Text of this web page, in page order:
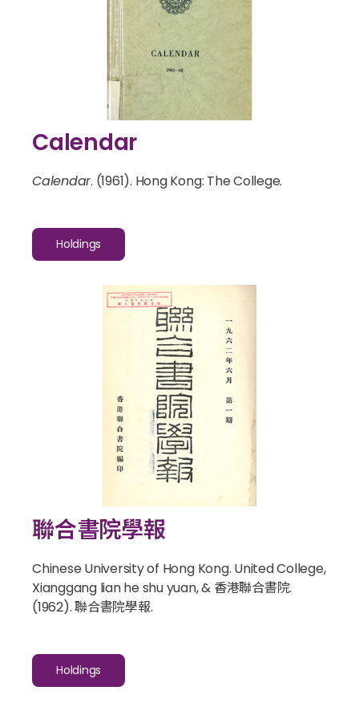
Calendar
Calendar. (1961). Hong Kong: The College.
Holdings
聯合書院學報
Chinese University of Hong Kong. United College,
Xianggang lian he shu yuan, & 香港聯合書院.
(1962).聯合書院學報.
Holdings